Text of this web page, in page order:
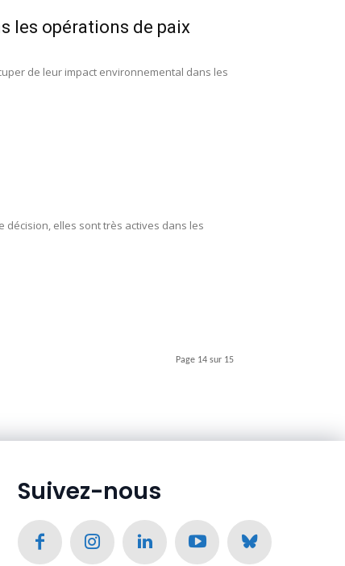
les opérations de paix
de leur impact environnemental dans les
elles sont très actives dans les
Page 14 sur 15
Suivez-nous